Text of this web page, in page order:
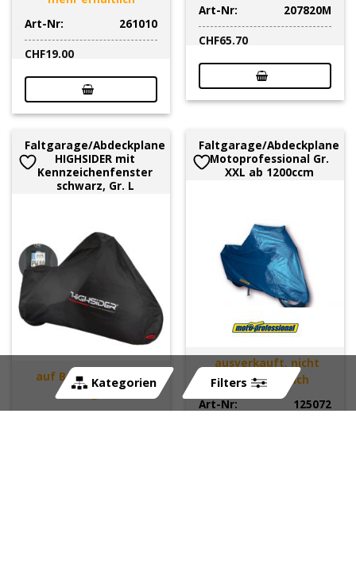
Kategorien Filters
Art-Nr:
261010
CHF19.00
Art-Nr:
207820M
CHF65.70
Faltgarage/Abdeckplane
HIGHSIDER mit
Kennzeichenfenster
schwarz, Gr. L
auf Bestellung, 5 - 6
Tage
Faltgarage/Abdeckplane
Motoprofessional Gr.
XXL ab 1200ccm
ausverkauft, nicht
mehr erhältlich
Art-Nr:
125072